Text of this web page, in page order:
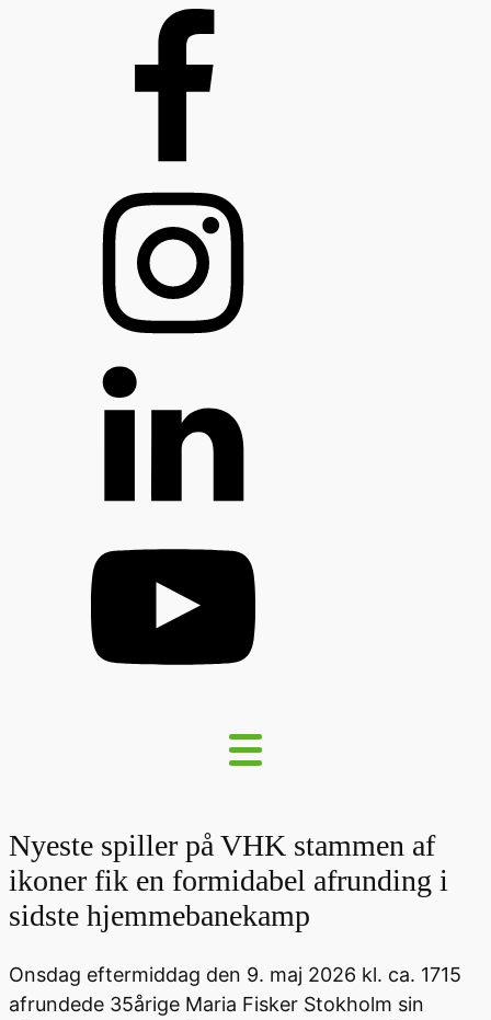
Nyeste spiller på VHK stammen af
ikoner fik en formidabel afrunding i
sidste hjemmebanekamp
Onsdag eftermiddag den 9. maj 2026 kl. ca. 1715
afrundede 35årige Maria Fisker Stokholm sin